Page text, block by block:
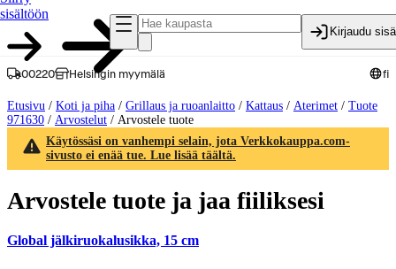
sisältöön
Kirjaudu
00220 Helsingin myymälä fi
Etusivu / Koti ja piha / Grillaus ja ruoanlaitto / Kattaus / Aterimet / Tuote
971630 / Arvostelut / Arvostele tuote
Käytössäsi on vanhempi selain, jota Verkkokauppa.com-
sivusto ei enää tue. Lue lisää täältä.
Arvostele tuote ja jaa fiiliksesi
Global jälkiruokalusikka, 15 cm